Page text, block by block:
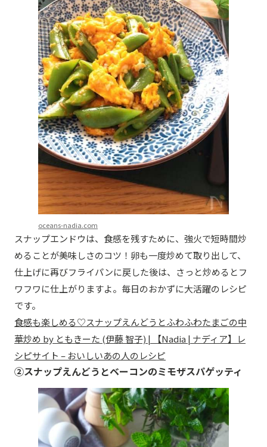
oceans-nadia.com
スナップエンドウは、食感を残すために、強火で短時間炒
めることが美味しさのコツ！卵も一度炒めて取り出して、
仕上げに再びフライパンに戻した後は、さっと炒めるとフ
ワフワに仕上がりますよ。毎日のおかずに大活躍のレシピ
です。
食感も楽しめる♡スナップえんどうとふわふわたまごの中
華炒め by ともきーた (伊藤 智子) | 【Nadia | ナディア】レ
シピサイト – おいしいあの人のレシピ
②スナップえんどうとベーコンのミモザスパゲッティ